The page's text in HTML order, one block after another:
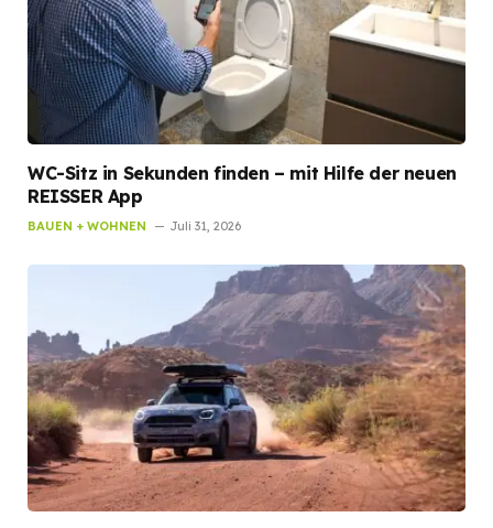
WC-Sitz in Sekunden finden – mit Hilfe der neuen
REISSER App
BAUEN + WOHNEN Juli 31, 2026